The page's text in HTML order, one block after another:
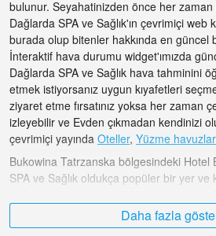
bulunur. Seyahatinizden önce her zaman
Dağlarda SPA ve Sağlık'ın çevrimiçi web
burada olup bitenler hakkında en güncel
İnteraktif hava durumu widget'ımızda
Dağlarda SPA ve Sağlık hava tahminini
etmek istiyorsanız uygun kıyafetleri
ziyaret etme fırsatınız yoksa her zaman
izleyebilir ve Evden çıkmadan kendinizi
çevrimiçi yayında Oteller, Yüzme
Bukowina Tatrzanska bölgesindeki Hotel
SPA ve Sağlık oldukça popüler bir yer ve
Polonya çok çeşitli ve ziyaret etmek
Daha fazla